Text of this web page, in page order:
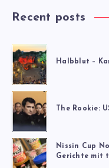
Recent posts
Halbblut –
The Rookie:
Nissin Cup
Gerichte mit